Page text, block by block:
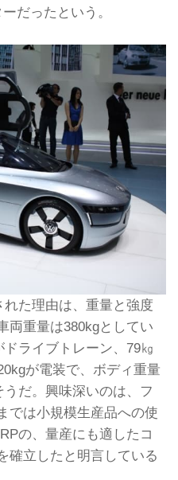
だったという。
た理由は、重量と強度
両重量は380kgとしてい
ライブトレーン、79㎏
が電装で、ボディ重量
だ。興味深いのは、フ
では小規模生産品への使
の、量産にも適したコ
確立したと明言している